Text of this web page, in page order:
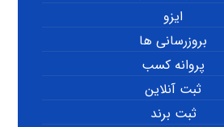
ایزو
بروزرسانی ها
پروانه کسب
ثبت آنلاین
ثبت برند